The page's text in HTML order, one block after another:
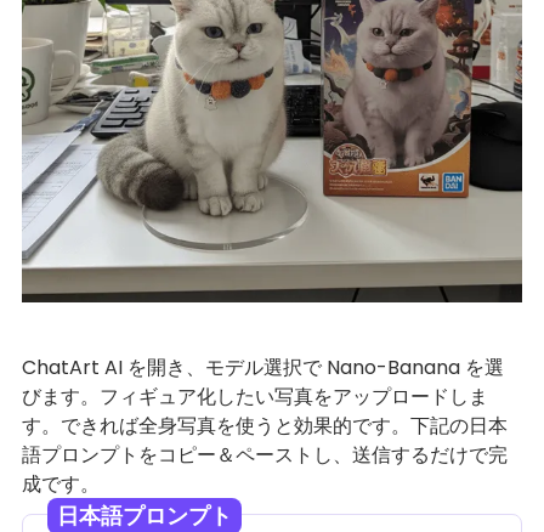
ChatArt AI を開き、モデル選択で Nano-Banana を選
びます。フィギュア化したい写真をアップロードしま
す。できれば全身写真を使うと効果的です。下記の日本
語プロンプトをコピー＆ペーストし、送信するだけで完
成です。
日本語プロンプト